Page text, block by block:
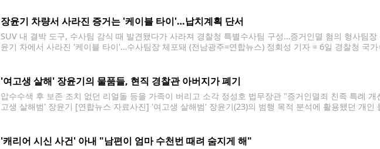
장윤기 차량서 사라진 증거는 '케이블 타이'…납치계획 단서
SUV 내 결박 도구, 수사팀 감식 때 발견됐다가 사라져 경찰청 특별수사팀 구성…증거인멸 혐의 형사팀장
윤기 차에서 사라진 '케이블 타이'…수사팀장 체포돼 (전남광주=연합뉴스) 정회성 기자 = 6일 경찰청 국가
'여고생 살해' 장윤기의 물품들, 현직 경찰관 아버지가 폐기
압수수색 후 보존 조치 없던 리얼돌 등을 가족이 버리고 소각 정성호 법무장관 "증거인멸죄 친족 특례 개
고생 살해범' 장윤기 [연합뉴스 자료사진] '여고생 살해범' 장윤기(23)의 범행 목적 분석에 활용됐던 개인
'캐리어 시신 사건' 아내 "남편이 엄마 수천번 때려 숨지게 해"